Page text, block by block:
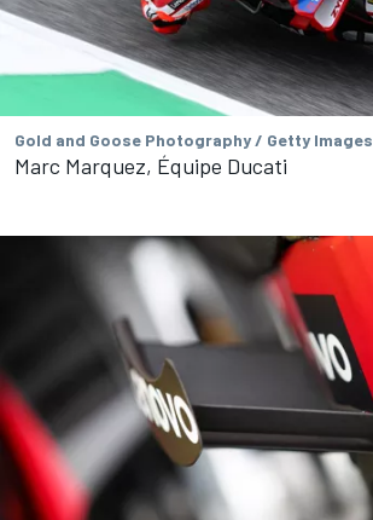
Gold and Goose Photography / Getty Images
Marc Marquez, Équipe Ducati